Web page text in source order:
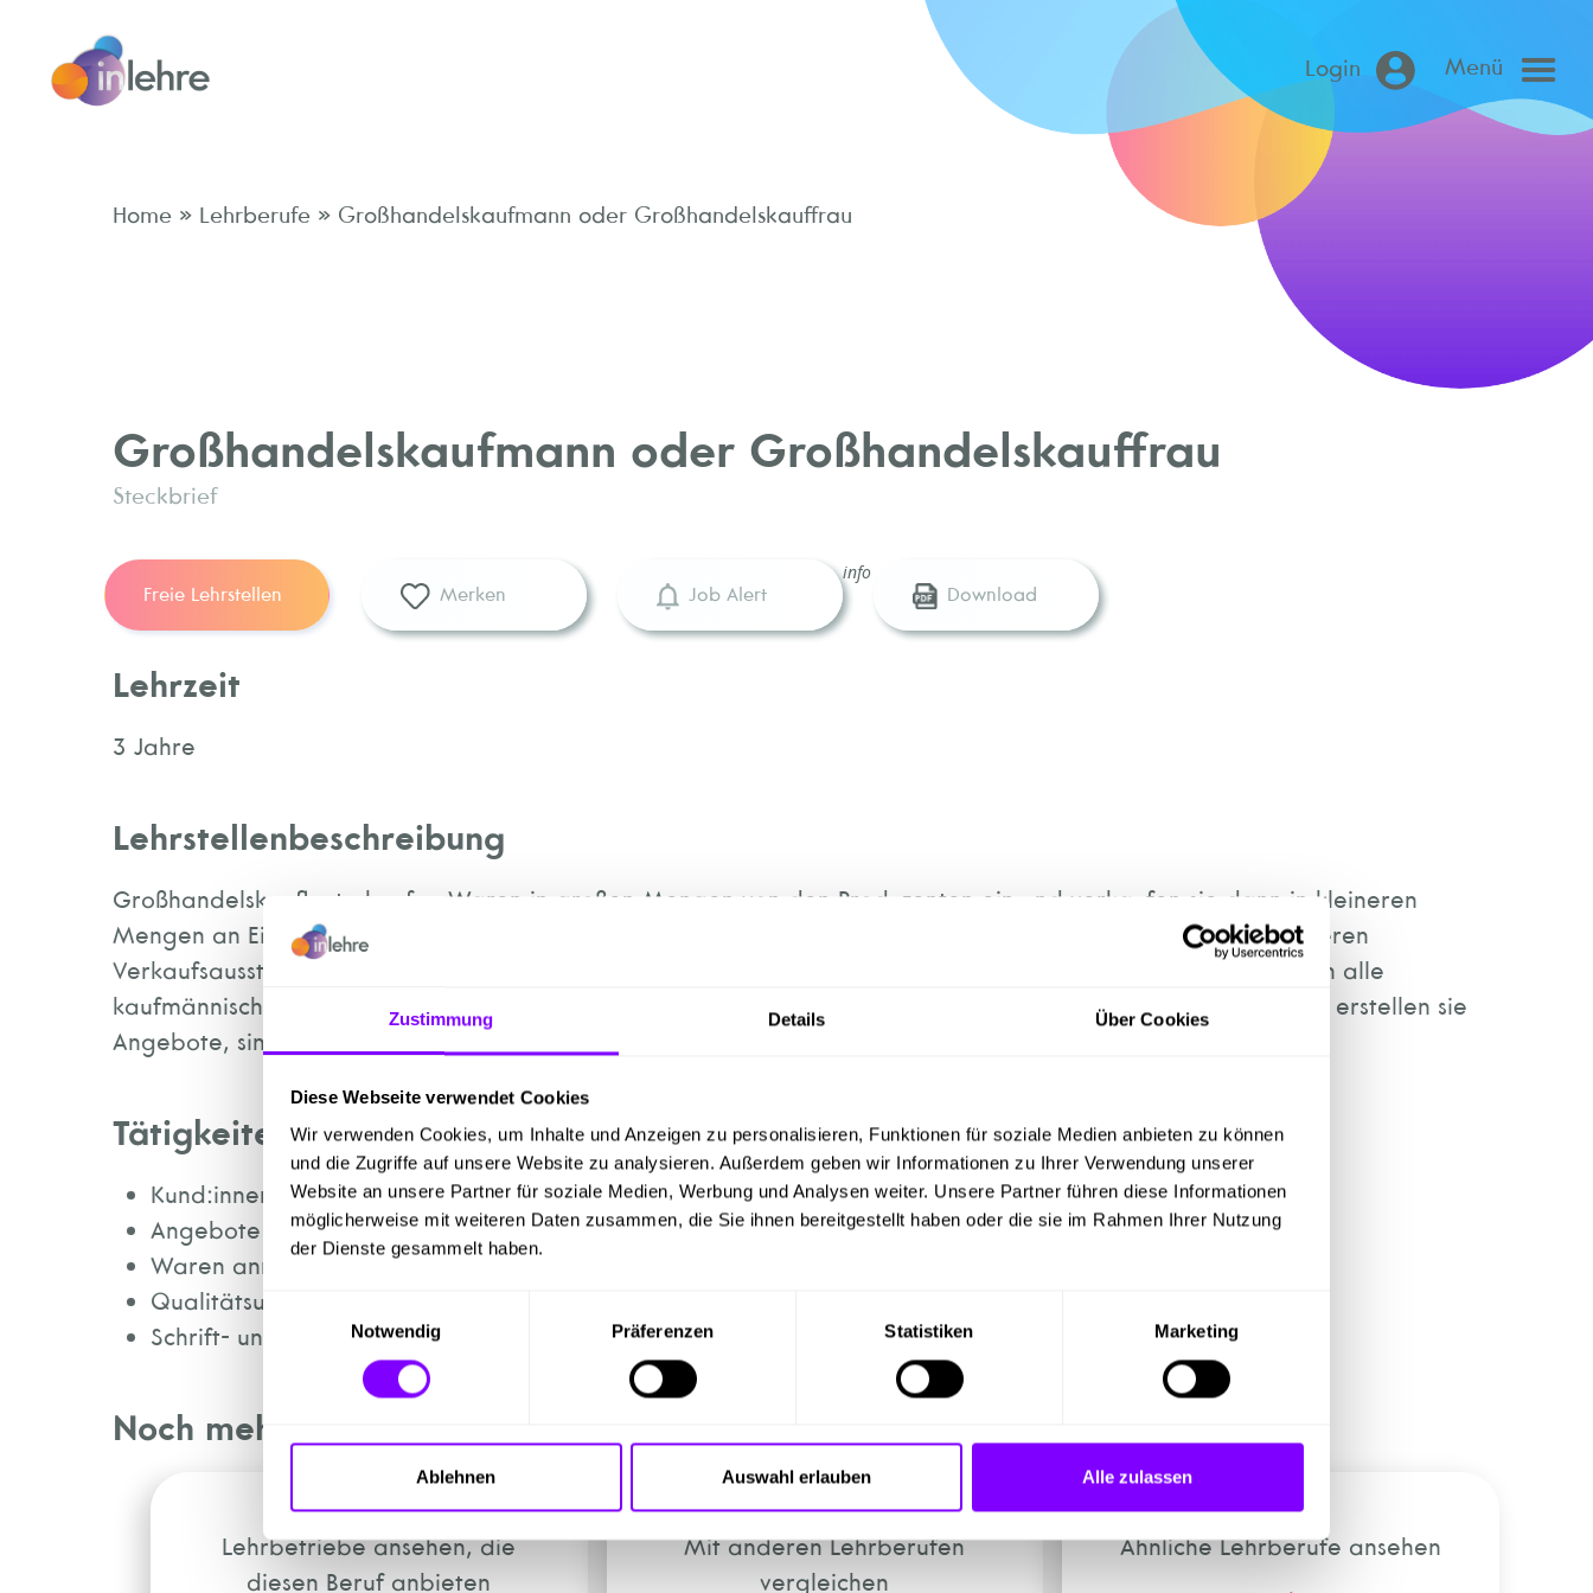
Zustimmung Details Über Cookies
Diese Webseite verwendet Cookies
Wir verwenden Cookies, um Inhalte und Anzeigen zu personalisieren, Funktionen für soziale Medien anbieten zu können
und die Zugriffe auf unsere Website zu analysieren. Außerdem geben wir Informationen zu Ihrer Verwendung unserer
Website an unsere Partner für soziale Medien, Werbung und Analysen weiter. Unsere Partner führen diese Informationen
möglicherweise mit weiteren Daten zusammen, die Sie ihnen bereitgestellt haben oder die sie im Rahmen Ihrer Nutzung
der Dienste gesammelt haben.
Einwilligungsauswahl
Notwendig
Präferenzen Statistiken Marketing
Ablehnen Auswahl erlauben Alle zulassen
Login Menü
Home » Lehrberufe » Großhandelskaufmann oder Großhandelskauffrau
Großhandelskaufmann oder Großhandelskauffrau
Steckbrief
Freie Lehrstellen Merken Job Alert
info
Download
Lehrzeit
3 Jahre
Lehrstellenbeschreibung
Großhandelskaufleute kaufen Waren in großen Mengen von den Produzenten ein und verkaufen sie dann in kleineren
Mengen an Einzelhandelsgeschäfte weiter. Sie präsentieren das eigene Sortiment auf Fachmessen oder anderen
Verkaufsausstellungen im In- und Ausland und informieren sich selbst auf Messen über Markttrends. Sie führen alle
kaufmännischen Tätigkeiten von der Angebotseinholung über die Lagerung bis zum Verkauf durch. Außerdem erstellen sie
Angebote, sind für den Zahlungsverkehr zuständig und setzen geeignete Werbemaßnahmen.
Tätigkeiten
Kund:innen beraten und Verkaufsgespräche führen
Angebote vergleichen, Bestellungen und Kalkulationen (Preisberechnungen) durchführen
Waren annehmen, Lagerbestand verwalten
Qualitätsunterschiede, Verwendbarkeit, Lagerungsfähigkeit und Transportierbarkeit der Waren kennen
Schrift- und Zahlungsverkehr abwickeln
Noch mehr Möglichkeiten
Lehrbetriebe ansehen, die
diesen Beruf anbieten
Mit anderen Lehrberufen
vergleichen
Ähnliche Lehrberufe ansehen